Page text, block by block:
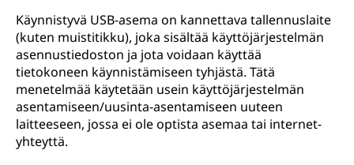
Käynnistyvä USB-asema on kannettava tallennuslaite
(kuten muistitikku), joka sisältää käyttöjärjestelmän
asennustiedoston ja jota voidaan käyttää
tietokoneen käynnistämiseen tyhjästä. Tätä
menetelmää käytetään usein käyttöjärjestelmän
asentamiseen/uusinta-asentamiseen uuteen
laitteeseen, jossa ei ole optista asemaa tai internet-
yhteyttä.